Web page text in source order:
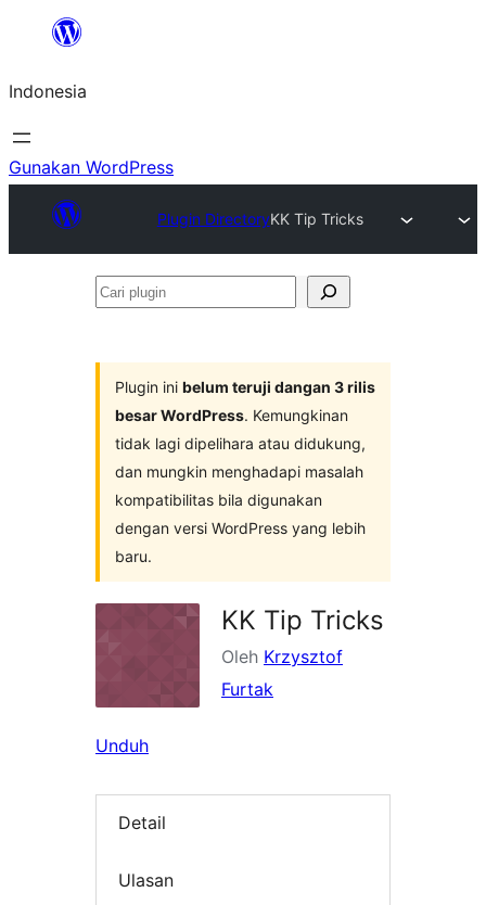
Lewati
konten
Indonesia
Gunakan WordPress
Plugin DirectoryKK Tip Tricks
Cari
Plugin ini belum teruji dangan 3 rilis
besar WordPress. Kemungkinan
tidak lagi dipelihara atau didukung,
dan mungkin menghadapi masalah
kompatibilitas bila digunakan
dengan versi WordPress yang lebih
baru.
KK Tip Tricks
Oleh Krzysztof
Furtak
Unduh
Detail
Ulasan